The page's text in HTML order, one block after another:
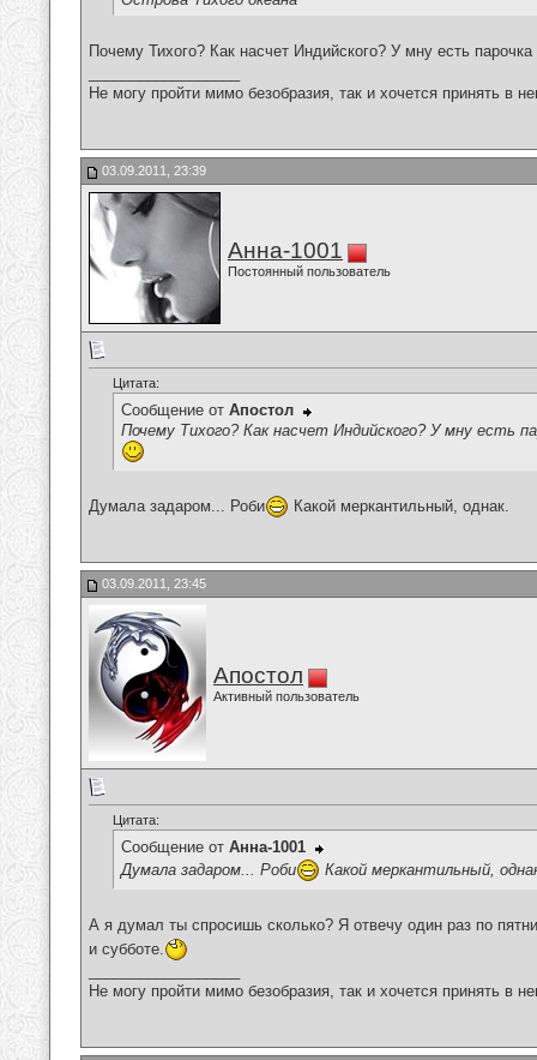
Почему Тихого? Как насчет Индийского? У мну есть
Не могу пройти мимо безобразия, так и хочется принять в
03.09.2011, 23:39
Анна-1001
Постоянный пользователь
Цитата:
Сообщение от Апостол
Почему Тихого? Как насчет Индийского? У мну есть
Думала задаром... Роби Какой меркантильный, однак.
03.09.2011, 23:45
Апостол
Активный пользователь
Цитата:
Сообщение от Анна-1001
Думала задаром... Роби
Какой меркантильный,
А я думал ты спросишь сколько? Я отвечу один раз по
и субботе.
Не могу пройти мимо безобразия, так и хочется принять в